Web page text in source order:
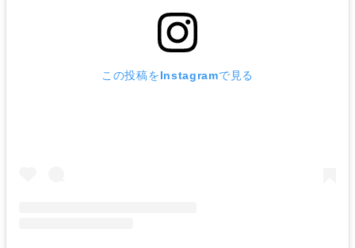
この投稿をInstagramで見る